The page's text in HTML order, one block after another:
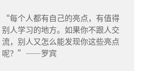
“每个人都有自己的亮点，有值得
别人学习的地方。如果你不跟人交
流，别人又怎么能发现你这些亮点
呢？”——罗宾